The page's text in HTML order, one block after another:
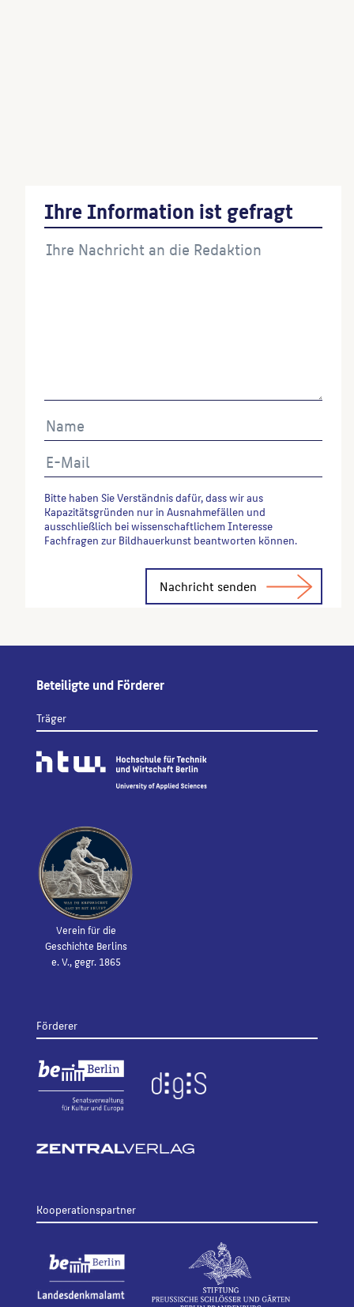
Ihre Information ist gefragt
Bitte haben Sie Verständnis dafür, dass wir aus
Kapazitätsgründen nur in Ausnahmefällen und
ausschließlich bei wissenschaftlichem Interesse
Fachfragen zur Bildhauerkunst beantworten können.
Beteiligte und Förderer
Träger
Verein für die
Geschichte Berlins
e. V., gegr. 1865
Förderer
Kooperationspartner